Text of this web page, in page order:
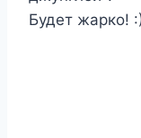
Будет жарко!